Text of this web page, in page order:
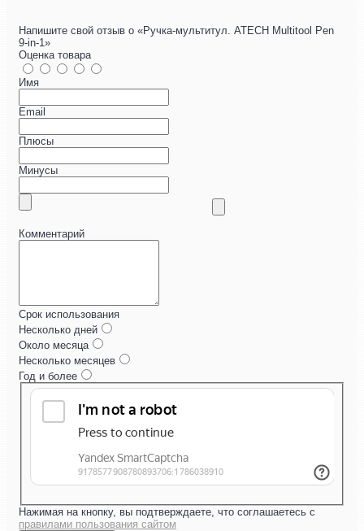
Напишите свой отзыв о «Ручка-мультитул. ATECH Multitool Pen
9-in-1»
Оценка товара
Имя
Email
Плюсы
Минусы
Комментарий
Срок использования
Несколько дней
Около месяца
Несколько месяцев
Год и более
Нажимая на кнопку, вы подтверждаете, что соглашаетесь с
правилами пользования сайтом